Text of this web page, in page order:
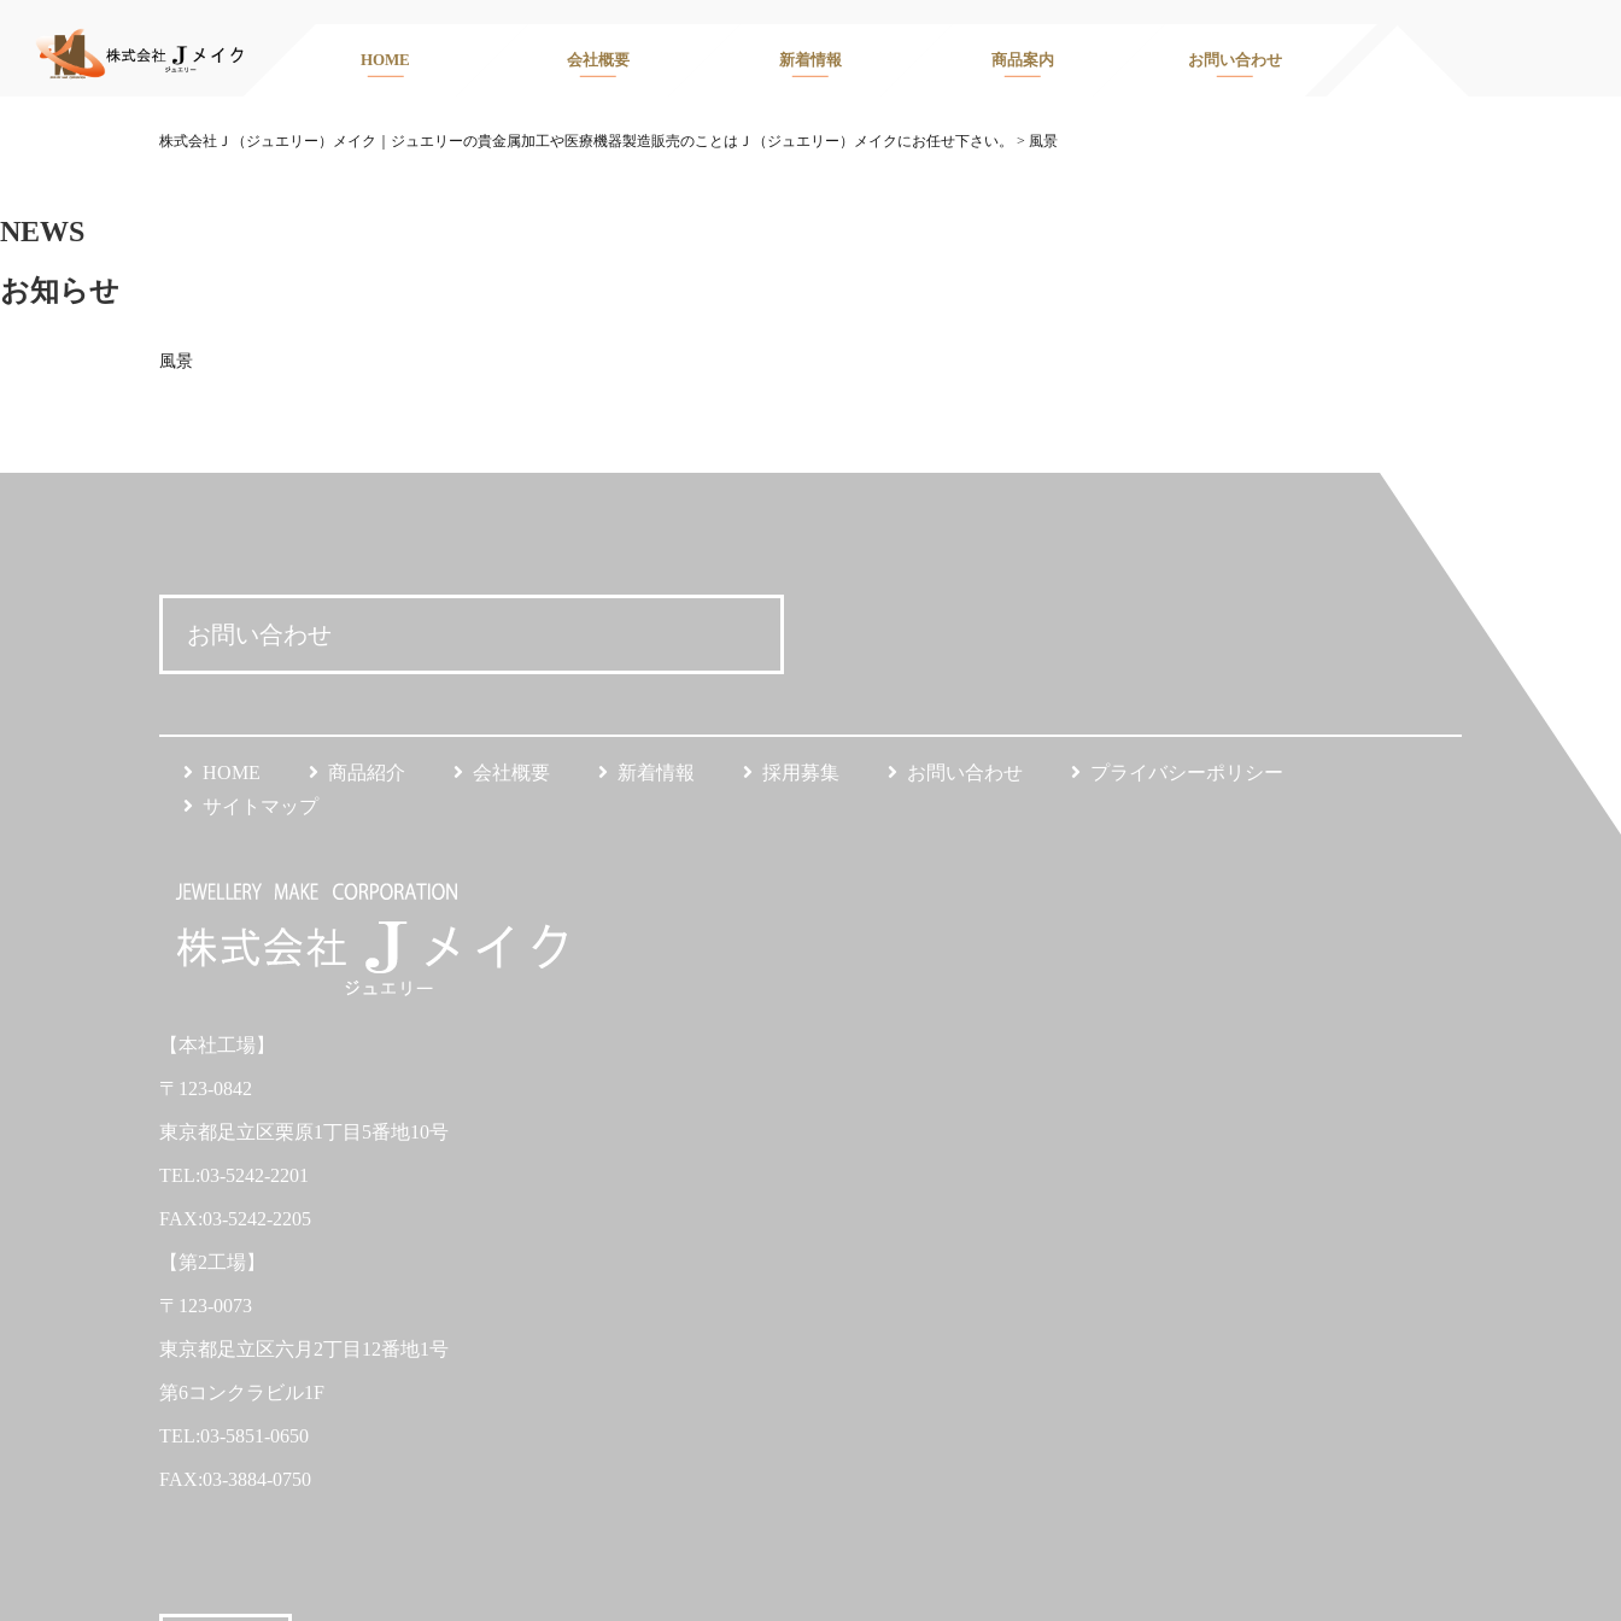
HOME 会社概要 新着情報 商品案内 お問い合わせ
株式会社Ｊ（ジュエリー）メイク｜ジュエリーの貴金属加工や医療機器製造販売のことはＪ（ジュエリー）メイクにお任せ下さい。 > 風景
NEWS
お知らせ
風景
お問い合わせ
HOME 商品紹介 会社概要 新着情報 採用募集 お問い合わせ
プライバシーポリシー
サイトマップ
【本社工場】
〒123-0842
東京都足立区栗原1丁目5番地10号
TEL:03-5242-2201
FAX:03-5242-2205
【第2工場】
〒123-0073
東京都足立区六月2丁目12番地1号
第6コンクラビル1F
TEL:03-5851-0650
FAX:03-3884-0750